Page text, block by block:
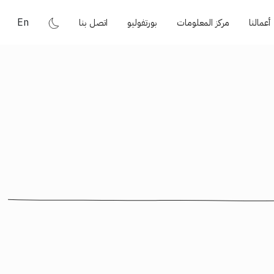
أعمالنا مركز المعلومات بورتفوليو اتصل بنا En